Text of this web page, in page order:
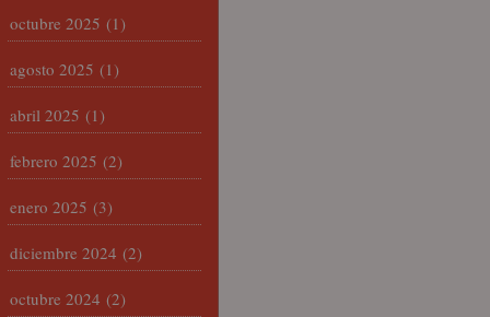
octubre 2025 (1)
agosto 2025 (1)
abril 2025 (1)
febrero 2025 (2)
enero 2025 (3)
diciembre 2024 (2)
octubre 2024 (2)